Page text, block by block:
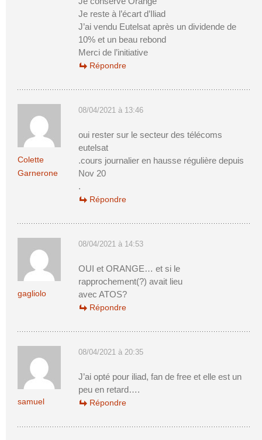
Je reste à l’écart d’Iliad
J’ai vendu Eutelsat après un dividende de
10% et un beau rebond
Merci de l’initiative
Répondre
Colette
Garnerone
08/04/2021 à 13:46
oui rester sur le secteur des télécoms
eutelsat
.cours journalier en hausse régulière depuis
Nov 20
.
Répondre
gagliolo
08/04/2021 à 14:53
OUI et ORANGE… et si le
rapprochement(?) avait lieu
avec ATOS?
Répondre
samuel
08/04/2021 à 20:35
J’ai opté pour iliad, fan de free et elle est un
peu en retard….
Répondre